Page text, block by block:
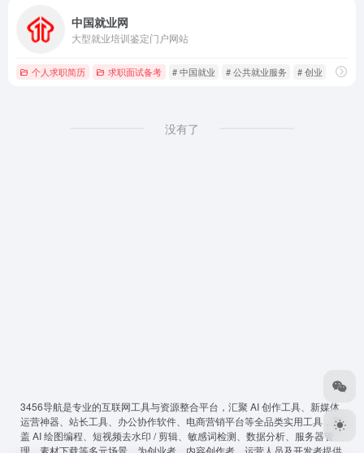
中国就业网
大型就业培训鉴定门户网站
个人求职简历 求职面试备考 # 中国就业 # 公共就业服务 # 创业
没有了
3456导航是专业的互联网工具与资源整合平台，汇聚 AI 创作工具、新媒体
运营神器、站长工具、办公协作软件、电商营销平台等全品类实用工具，覆
盖 AI 绘图编程、短视频去水印 / 剪辑、敏感词检测、数据分析、服务器管
理、素材下载等多元场景，为创业者、内容创作者、运营人员及开发者提供